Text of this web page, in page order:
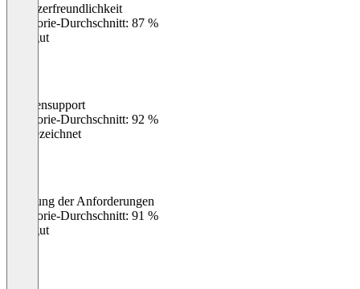
Benutzerfreundlichkeit
Kategorie-Durchschnitt: 87 %
Sehr gut
Kundensupport
Kategorie-Durchschnitt: 92 %
Ausgezeichnet
Erfüllung der Anforderungen
Kategorie-Durchschnitt: 91 %
Sehr gut